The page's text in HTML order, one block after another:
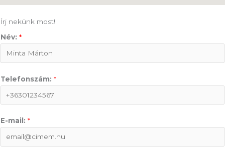
Írj nekünk most!
Név: *
Telefonszám: *
E-mail: *